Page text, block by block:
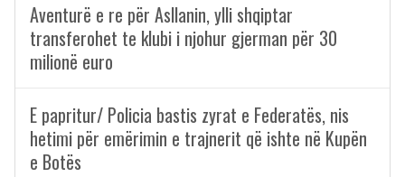
Aventurë e re për Asllanin, ylli shqiptar
transferohet te klubi i njohur gjerman për 30
milionë euro
E papritur/ Policia bastis zyrat e Federatës, nis
hetimi për emërimin e trajnerit që ishte në Kupën
e Botës